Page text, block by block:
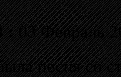
:03 Февраль
песня со